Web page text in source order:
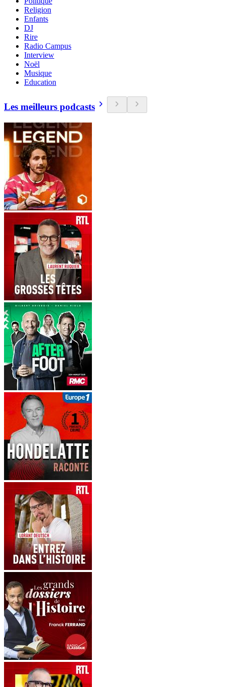
Religion
Enfants
DJ
Rire
Radio Campus
Interview
Noël
Musique
Education
Les meilleurs podcasts